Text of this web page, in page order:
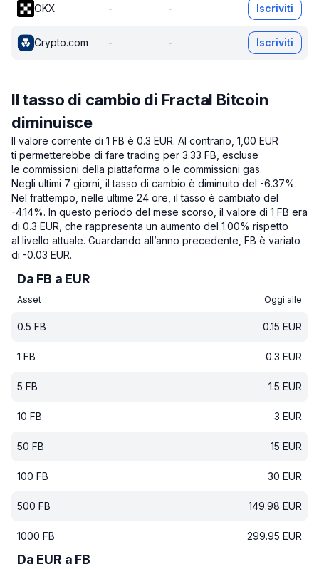
OKX - - Iscriviti
Crypto.com - - Iscriviti
Il tasso di cambio di Fractal Bitcoin
diminuisce
Il valore corrente di 1 FB è 0.3 EUR. Al contrario, 1,00 EUR
ti permetterebbe di fare trading per 3.33 FB, escluse
le commissioni della piattaforma o le commissioni gas.
Negli ultimi 7 giorni, il tasso di cambio è diminuito del -6.37%.
Nel frattempo, nelle ultime 24 ore, il tasso è cambiato del
-4.14%. In questo periodo del mese scorso, il valore di 1 FB era
di 0.3 EUR, che rappresenta un aumento del 1.00% rispetto
al livello attuale. Guardando all’anno precedente, FB è variato
di -0.03 EUR.
Da FB a EUR
Asset Oggi alle
0.5 FB 0.15 EUR
1 FB 0.3 EUR
5 FB 1.5 EUR
10 FB 3 EUR
50 FB 15 EUR
100 FB 30 EUR
500 FB 149.98 EUR
1000 FB 299.95 EUR
Da EUR a FB